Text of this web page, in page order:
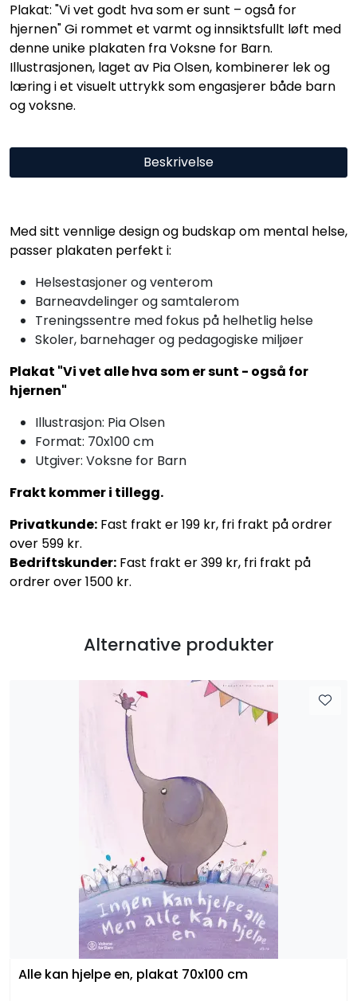
Plakat: "Vi vet godt hva som er sunt – også for
hjernen" Gi rommet et varmt og innsiktsfullt løft med
denne unike plakaten fra Voksne for Barn.
Illustrasjonen, laget av Pia Olsen, kombinerer lek og
læring i et visuelt uttrykk som engasjerer både barn
og voksne.
Beskrivelse
Med sitt vennlige design og budskap om mental helse,
passer plakaten perfekt i:
Helsestasjoner og venterom
Barneavdelinger og samtalerom
Treningssentre med fokus på helhetlig helse
Skoler, barnehager og pedagogiske miljøer
Plakat "Vi vet alle hva som er sunt - også for
hjernen"
Illustrasjon: Pia Olsen
Format: 70x100 cm
Utgiver: Voksne for Barn
Frakt kommer i tillegg.
Privatkunde: Fast frakt er 199 kr, fri frakt på ordrer
over 599 kr.
Bedriftskunder: Fast frakt er 399 kr, fri frakt på
ordrer over 1500 kr.
Alternative produkter
Alle kan hjelpe en, plakat 70x100 cm